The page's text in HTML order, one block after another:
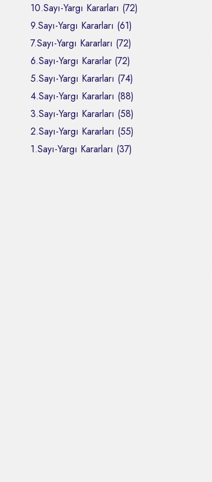
10.Sayı-Yargı Kararları (72)
9.Sayı-Yargı Kararları (61)
7.Sayı-Yargı Kararları (72)
6.Sayı-Yargı Kararlar (72)
5.Sayı-Yargı Kararları (74)
4.Sayı-Yargı Kararları (88)
3.Sayı-Yargı Kararları (58)
2.Sayı-Yargı Kararları (55)
1.Sayı-Yargı Kararları (37)